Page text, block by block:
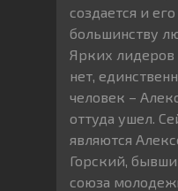
создается и
большинству
Ярких лидеров
нет,
человек –
оттуда ушел.
являются
Горский,
союза